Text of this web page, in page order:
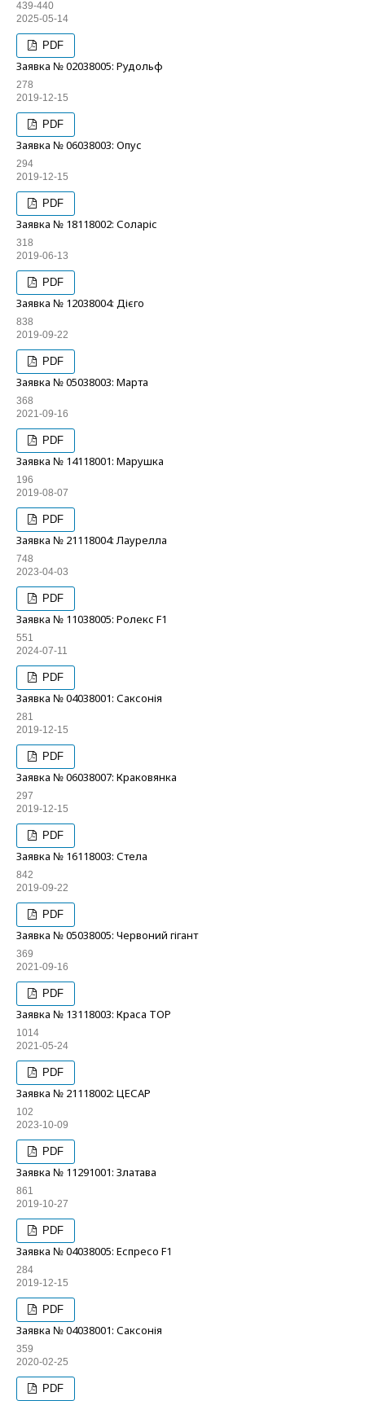
439-440
2025-05-14
PDF
Заявка № 02038005: Рудольф
278
2019-12-15
PDF
Заявка № 06038003: Опус
294
2019-12-15
PDF
Заявка № 18118002: Соларіс
318
2019-06-13
PDF
Заявка № 12038004: Дієго
838
2019-09-22
PDF
Заявка № 05038003: Марта
368
2021-09-16
PDF
Заявка № 14118001: Марушка
196
2019-08-07
PDF
Заявка № 21118004: Лаурелла
748
2023-04-03
PDF
Заявка № 11038005: Ролекс F1
551
2024-07-11
PDF
Заявка № 04038001: Саксонія
281
2019-12-15
PDF
Заявка № 06038007: Краковянка
297
2019-12-15
PDF
Заявка № 16118003: Стела
842
2019-09-22
PDF
Заявка № 05038005: Червоний гігант
369
2021-09-16
PDF
Заявка № 13118003: Краса ТОР
1014
2021-05-24
PDF
Заявка № 21118002: ЦЕСАР
102
2023-10-09
PDF
Заявка № 11291001: Златава
861
2019-10-27
PDF
Заявка № 04038005: Еспресо F1
284
2019-12-15
PDF
Заявка № 04038001: Саксонія
359
2020-02-25
PDF